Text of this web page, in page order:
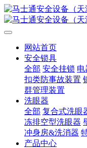
网站首页
安全锁具
全部 安全挂锁 电
扣类防事故装置
群管理装置
洗眼器
全部 复合式洗眼
冻排空型洗眼器
冲身房&洗消器
产品中心